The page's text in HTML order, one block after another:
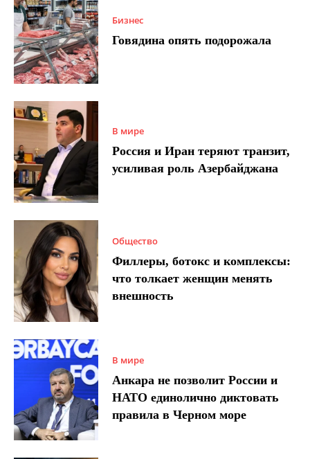
Бизнес
Говядина опять подорожала
В мире
Россия и Иран теряют транзит,
усиливая роль Азербайджана
Общество
Филлеры, ботокс и комплексы:
что толкает женщин менять
внешность
В мире
Анкара не позволит России и
НАТО единолично диктовать
правила в Черном море